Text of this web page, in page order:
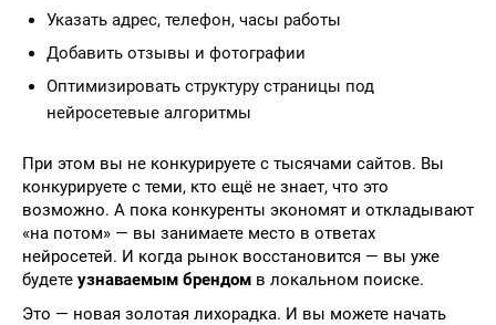
Указать адрес, телефон, часы работы
Добавить отзывы и фотографии
Оптимизировать структуру страницы под
нейросетевые алгоритмы
При этом вы не конкурируете с тысячами сайтов. Вы
конкурируете с теми, кто ещё не знает, что это
возможно. А пока конкуренты экономят и откладывают
«на потом» — вы занимаете место в ответах
нейросетей. И когда рынок восстановится — вы уже
будете узнаваемым брендом в локальном поиске.
Это — новая золотая лихорадка. И вы можете начать